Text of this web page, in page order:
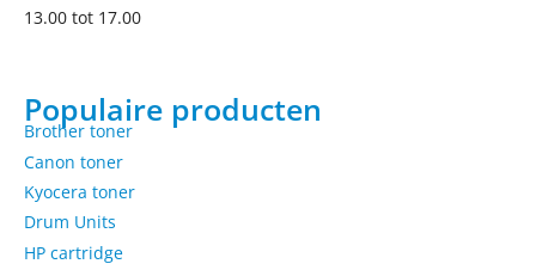
13.00 tot 17.00
Populaire producten
Brother toner
Canon toner
Kyocera toner
Drum Units
HP cartridge